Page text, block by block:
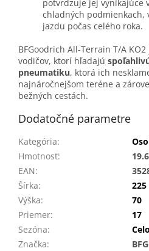
potvrdzuje jej vynikajúce
chladných podmienkach,
jazdu počas celého roka.
BFGoodrich All-Terrain T/A
vodičov, ktorí hľadajú
pneumatiku, ktorá ich
najnáročnejšom teréne a
bežných cestách.
Dodatočné parametre
Kategória:
Hmotnosť:
EAN:
Šírka:
225
Výška:
70
Priemer:
17
Sezóna:
Značka: